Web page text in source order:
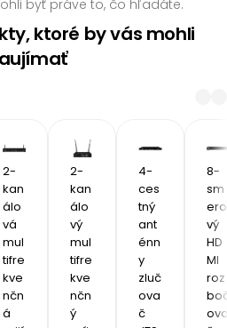
byť práve to, čo hľadáte.
ktoré by vás mohli
2-
kan
álo
vá
mul
tifre
kve
nčn
á
2-
kan
álo
vý
mul
tifre
kve
nčn
ý
4-
ces
tný
ant
énn
y
zluč
ova
č
8-
sm
ero
vý
HD
MI
roz